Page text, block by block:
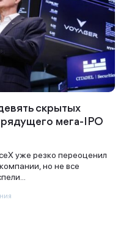
скрытых
мега-IPO
уже резко переоценил
но не все